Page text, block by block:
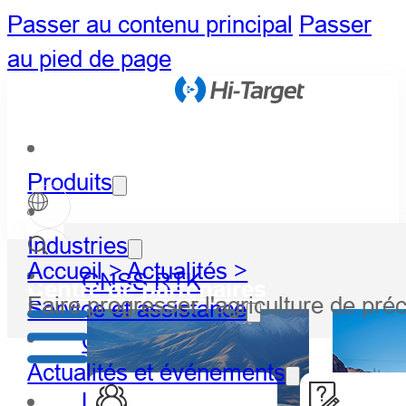
Passer au contenu principal Passer
au pied de page
Produits
GNSS RTK
Optique
Industries
Service et assistance
Actualités et événements
Centre de partenaires
Accueil >Actualités >
Faire progresser l'agriculture de